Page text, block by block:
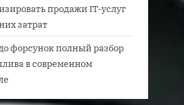
продажи IT-услуг
затрат
форсунок полный разбор
в современном